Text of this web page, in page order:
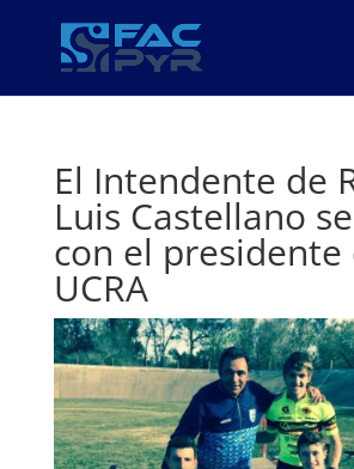
El Intendente de
Luis Castellano
con el presidente
UCRA